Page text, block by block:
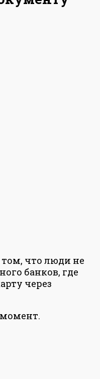
что люди не
банков, где
через